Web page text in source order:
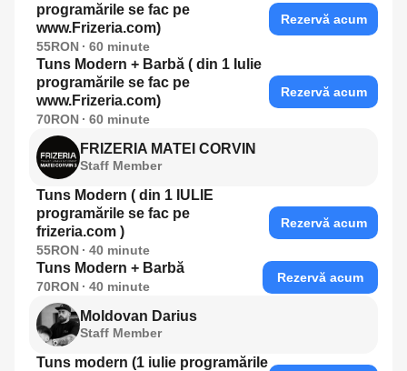
programările se fac pe
www.Frizeria.com)
55RON 60 minute
Rezervă acum
Tuns Modern + Barbă ( din 1 Iulie
programările se fac pe
www.Frizeria.com)
70RON 60 minute
Rezervă acum
FRIZERIA MATEI CORVIN
Staff Member
Tuns Modern ( din 1 IULIE
programările se fac pe
frizeria.com )
55RON 40 minute
Rezervă acum
Tuns Modern + Barbă
70RON 40 minute
Rezervă acum
Moldovan Darius
Staff Member
Tuns modern (1 iulie programările